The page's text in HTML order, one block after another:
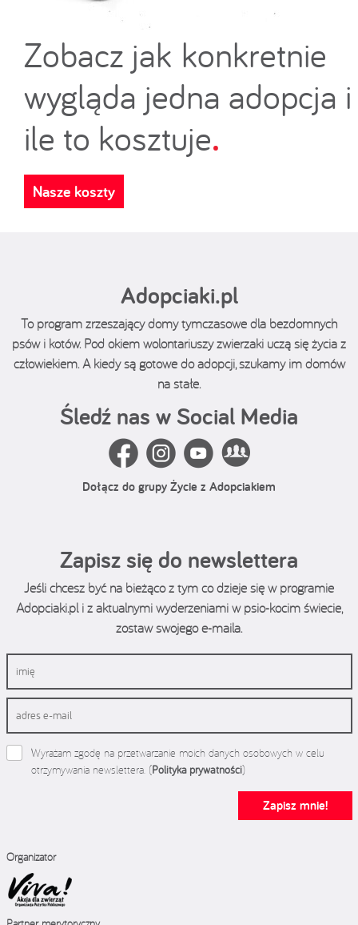
Zobacz jak konkretnie
wygląda jedna adopcja i
ile to kosztuje.
Nasze koszty
Adopciaki.pl
To program zrzeszający domy tymczasowe dla bezdomnych
psów i kotów. Pod okiem wolontariuszy zwierzaki uczą się życia z
człowiekiem. A kiedy są gotowe do adopcji, szukamy im domów
na stałe.
Śledź nas w Social Media
Dołącz do grupy Życie z Adopciakiem
Zapisz się do newslettera
Jeśli chcesz być na bieżąco z tym co dzieje się w programie
Adopciaki.pl i z aktualnymi wyderzeniami w psio-kocim świecie,
zostaw swojego e-maila.
Wyrażam zgodę na przetwarzanie moich danych osobowych w celu
otrzymywania newslettera. (Polityka prywatności)
Zapisz mnie!
Organizator